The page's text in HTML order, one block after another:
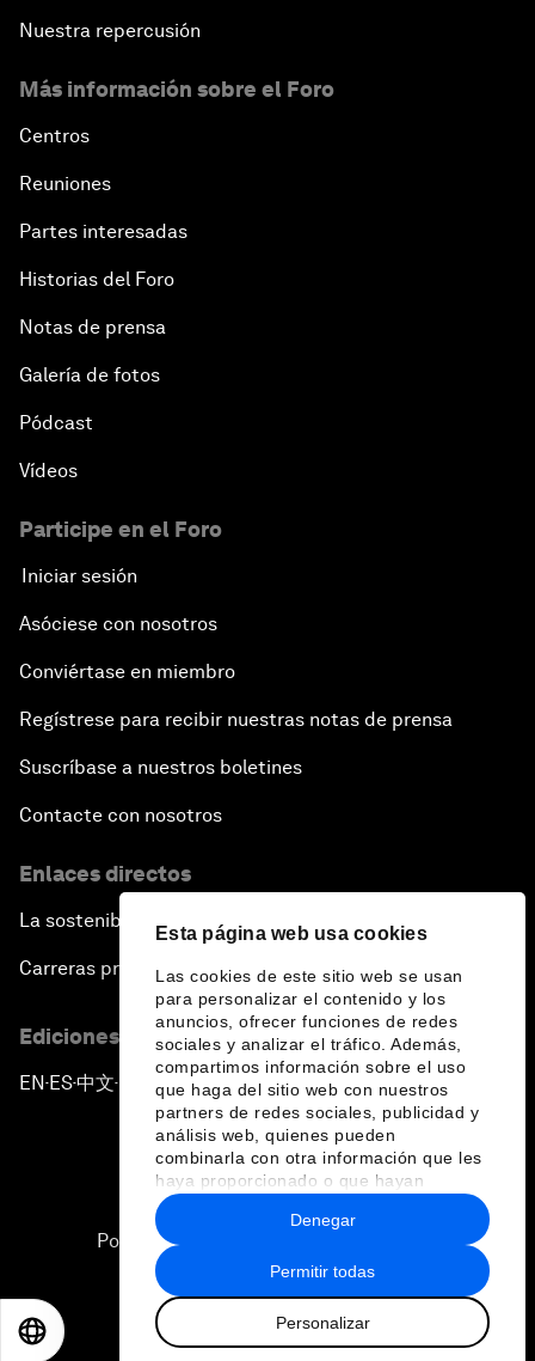
Esta página web usa cookies
Las cookies de este sitio web se usan
para personalizar el contenido y los
anuncios, ofrecer funciones de redes
sociales y analizar el tráfico. Además,
compartimos información sobre el uso
que haga del sitio web con nuestros
partners de redes sociales, publicidad y
análisis web, quienes pueden
combinarla con otra información que les
haya proporcionado o que hayan
recopilado a partir del uso que haya
hecho de sus servicios.
Permitir todas
Personalizar
Denegar
Nuestra repercusión
Más información sobre el Foro
Centros
Reuniones
Partes interesadas
Historias del Foro
Notas de prensa
Galería de fotos
Pódcast
Vídeos
Participe en el Foro
Iniciar sesión
Asóciese con nosotros
Conviértase en miembro
Regístrese para recibir nuestras notas de prensa
Suscríbase a nuestros boletines
Contacte con nosotros
Enlaces directos
La sostenibilidad en el Foro
Carreras profesionales
Ediciones en otros idiomas
EN ▪ES▪中文▪ 日本語
Política de privacidad y normas de uso
Sitemap
2026 Foro Económico Mundial